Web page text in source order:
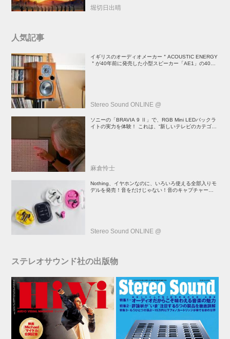
堀切日出晴
人気記事
イギリスのオーディオメーカー＂ACOUSTIC ENERGY
＂が40年前に発売した小型スピーカー「AE1」の40周
Stereo Sound ONLINE @
ソニーの「BRAVIA 9 Ⅱ」で、RGB Mini LEDバックラ
イトの実力を体験！ これは、“新しいテレビのカテゴリ
麻倉怜士
Nothing、イヤホンなのに、いろいろ使える全部入りモ
デルを発売！音をだけじゃない！音のキャプチャーや、
Stereo Sound ONLINE @
ステレオサウンド社の出版物